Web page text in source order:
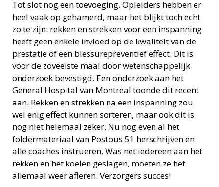
Tot slot nog een toevoeging. Opleiders hebben er
heel vaak op gehamerd, maar het blijkt toch echt
zo te zijn: rekken en strekken voor een inspanning
heeft geen enkele invloed op de kwaliteit van de
prestatie of een blessurepreventief effect. Dit is
voor de zoveelste maal door wetenschappelijk
onderzoek bevestigd. Een onderzoek aan het
General Hospital van Montreal toonde dit recent
aan. Rekken en strekken na een inspanning zou
wel enig effect kunnen sorteren, maar ook dit is
nog niet helemaal zeker. Nu nog even al het
foldermateriaal van Postbus 51 herschrijven en
alle coaches instrueren. Was net iedereen aan het
rekken en het koelen geslagen, moeten ze het
allemaal weer afleren. Verzorgers succes!